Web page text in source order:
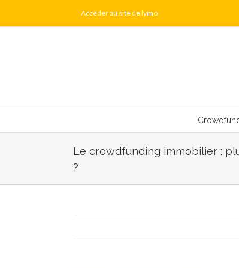
content
Accéder au site de lymo
Le crowdfunding immobilier :
?